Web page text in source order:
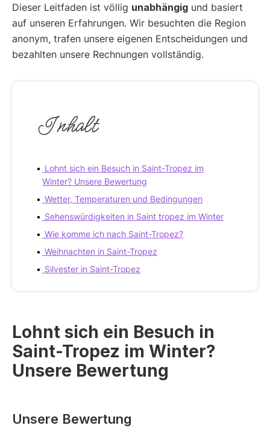
Dieser Leitfaden ist völlig unabhängig und basiert
auf unseren Erfahrungen. Wir besuchten die Region
anonym, trafen unsere eigenen Entscheidungen und
bezahlten unsere Rechnungen vollständig.
Inhalt
Lohnt sich ein Besuch in Saint-Tropez im
Winter? Unsere Bewertung
Wetter, Temperaturen und Bedingungen
Sehenswürdigkeiten in Saint tropez im Winter
Wie komme ich nach Saint-Tropez?
Weihnachten in Saint-Tropez
Silvester in Saint-Tropez
Lohnt sich ein Besuch in
Saint-Tropez im Winter?
Unsere Bewertung
Unsere Bewertung